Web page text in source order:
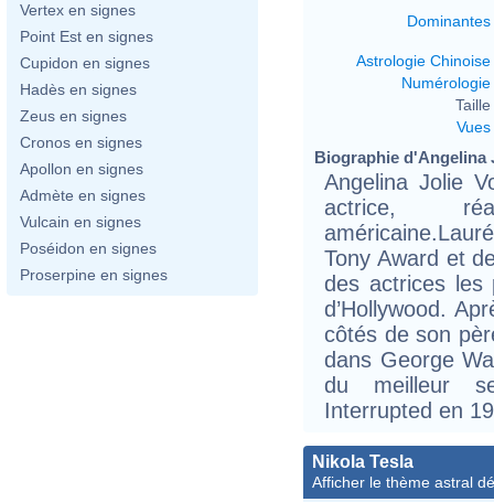
Vertex en signes
Point Est en signes
Cupidon en signes
Hadès en signes
Zeus en signes
Cronos en signes
Apollon en signes
Admète en signes
Vulcain en signes
Poséidon en signes
Proserpine en signes
Dominantes
Astrologie Chinoise
Numérologie
Taille
Vues
Biographie d'Angelina
Angelina Jolie
actrice,
Tony Award et
des actrices les
d’Hollywood.
côtés de son
dans George
du meilleur
Interrupted en
Nikola Tesla
Afficher le thème astral